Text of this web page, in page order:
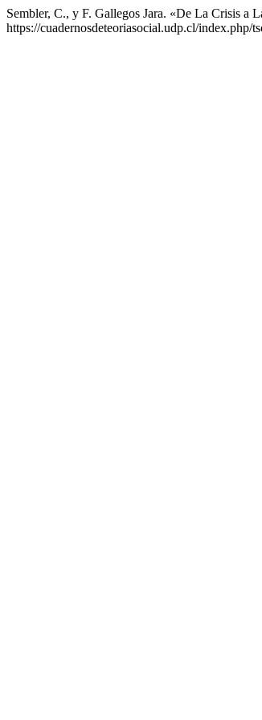
Sembler, C., y F. Gallegos Jara. «De La Crisis a
https://cuadernosdeteoriasocial.udp.cl/index.php/